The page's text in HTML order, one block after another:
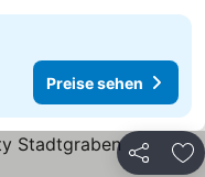
Preise sehen
Teilen